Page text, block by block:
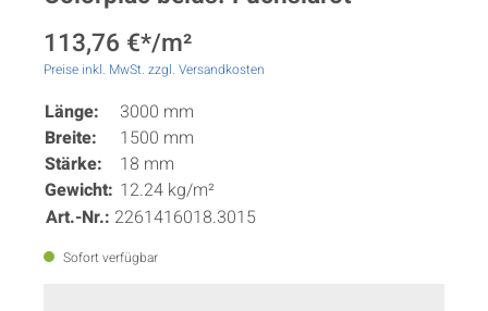
113,76 €*/m²
Preise inkl. MwSt. zzgl. Versandkosten
Länge:
3000 mm
Breite:
1500 mm
Stärke:
18 mm
Gewicht: 12.24 kg/m²
Art.-Nr.: 2261416018.3015
Sofort verfügbar